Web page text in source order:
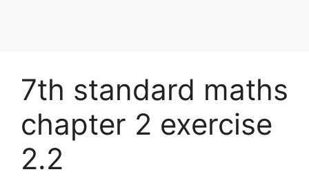
7th standard maths
chapter 2 exercise
2.2